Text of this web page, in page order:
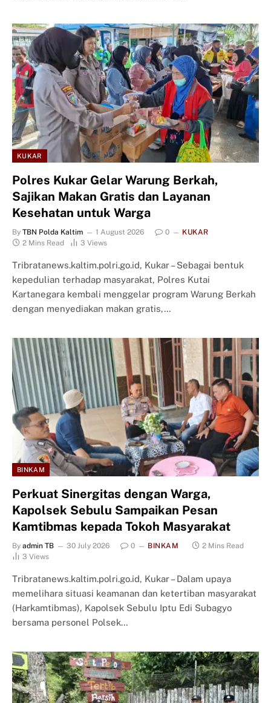
KUKAR
Polres Kukar Gelar Warung Berkah,
Sajikan Makan Gratis dan Layanan
Kesehatan untuk Warga
By TBN Polda Kaltim 1 August 2026 0
KUKAR
2 Mins Read
3 Views
Tribratanews.kaltim.polri.go.id, Kukar – Sebagai bentuk
kepedulian terhadap masyarakat, Polres Kutai
Kartanegara kembali menggelar program Warung Berkah
dengan menyediakan makan gratis,…
BINKAM
Perkuat Sinergitas dengan Warga,
Kapolsek Sebulu Sampaikan Pesan
Kamtibmas kepada Tokoh Masyarakat
By admin TB 30 July 2026 0 BINKAM
2 Mins Read
3 Views
Tribratanews.kaltim.polri.go.id, Kukar – Dalam upaya
memelihara situasi keamanan dan ketertiban masyarakat
(Harkamtibmas), Kapolsek Sebulu Iptu Edi Subagyo
bersama personel Polsek…